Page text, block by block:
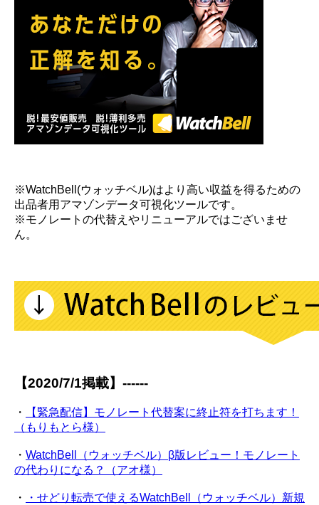
※WatchBell(ウォッチベル)はより高い収益を得るための
出品者用アマゾンデータ可視化ツールです。
※モノレートの代替えやリニューアルではございませ
ん。
【2020/7/1掲載】------
・
【緊急配信】モノレート代替案に終止符を打ちます！
（もりもとら様）
・ WatchBell（ウォッチベル）β版レビュー！モノレート
の代わりになる？（アオ様）
・
・せどり転売で使えるWatchBell（ウォッチベル）新規